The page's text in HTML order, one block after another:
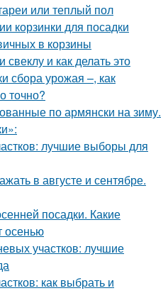
или теплый пол
корзинки для посадки
в корзины
свеклу и как делать это
сбора урожая –, как
точно?
по армянски на зиму.
лучшие выборы для
в августе и сентябре.
посадки. Какие
осенью
участков: лучшие
как выбрать и